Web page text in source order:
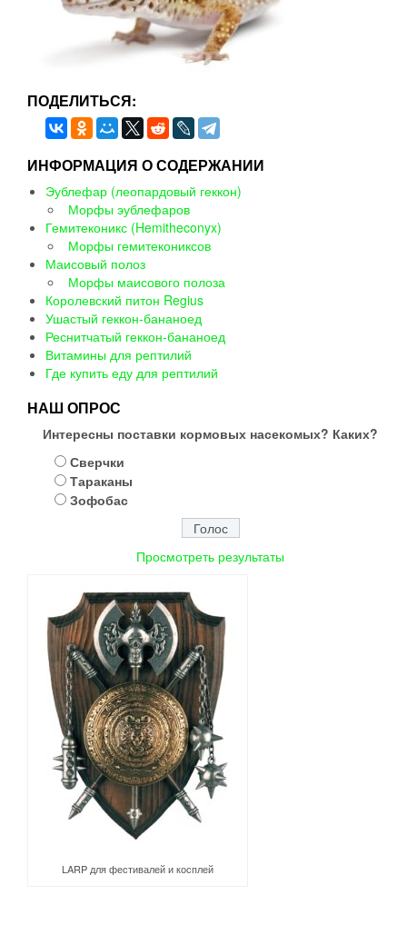
ПОДЕЛИТЬСЯ:
ИНФОРМАЦИЯ О СОДЕРЖАНИИ
Эублефар (леопардовый геккон)
Морфы эублефаров
Гемитеконикс (Hemitheconyx)
Морфы гемитекониксов
Маисовый полоз
Морфы маисового полоза
Королевский питон Regius
Ушастый геккон-бананоед
Реснитчатый геккон-бананоед
Витамины для рептилий
Где купить еду для рептилий
НАШ ОПРОС
Интересны поставки кормовых насекомых? Каких?
Сверчки
Тараканы
Зофобас
Просмотреть результаты
LARP для фестивалей и косплей